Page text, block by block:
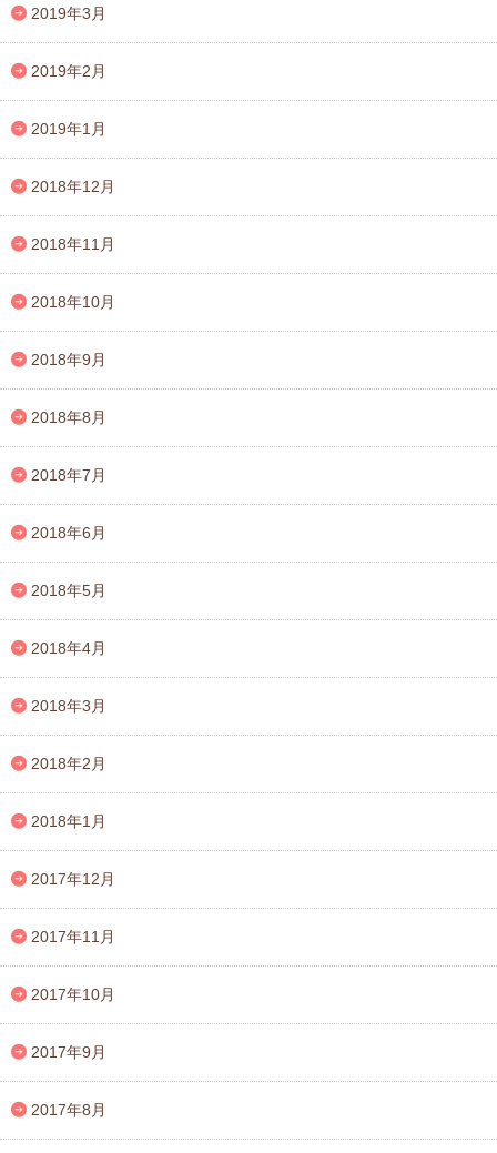
2019年3月
2019年2月
2019年1月
2018年12月
2018年11月
2018年10月
2018年9月
2018年8月
2018年7月
2018年6月
2018年5月
2018年4月
2018年3月
2018年2月
2018年1月
2017年12月
2017年11月
2017年10月
2017年9月
2017年8月